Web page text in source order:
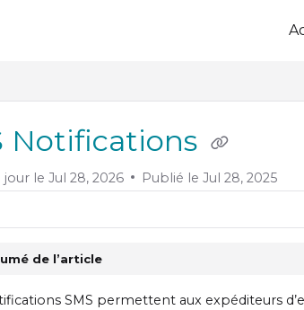
llms.txt
further.
Notifications
jour le Jul 28, 2026 Publié le Jul 28, 2025
de l’article
SMS permettent aux expéditeurs